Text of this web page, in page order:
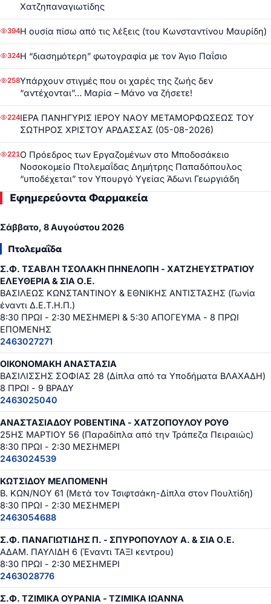
Χατζηπαναγιωτίδης
394Η ουσία πίσω από τις λέξεις (του Κωνσταντίνου Μαυρίδη)
324Η “διασημότερη” φωτογραφία με τον Άγιο Παΐσιο
258Υπάρχουν στιγμές που οι χαρές της ζωής δεν
“αντέχονται”… Μαρία – Μάνο να ζήσετε!
224ΙΕΡΑ ΠΑΝΗΓΥΡΙΣ ΙΕΡΟΥ ΝΑΟΥ ΜΕΤΑΜΟΡΦΩΣΕΩΣ ΤΟΥ
ΣΩΤΗΡΟΣ ΧΡΙΣΤΟΥ ΑΡΔΑΣΣΑΣ (05-08-2026)
221Ο Πρόεδρος των Εργαζομένων στο Μποδοσάκειο
Νοσοκομείο Πτολεμαΐδας Δημήτρης Παπαδόπουλος
“υποδέχεται” τον Υπουργό Υγείας Άδωνι Γεωργιάδη
Εφημερεύοντα Φαρμακεία
Σάββατο, 8 Αυγούστου 2026
Πτολεμαΐδα
Σ.Φ. ΤΣΑΒΛΗ ΤΣΟΛΑΚΗ ΠΗΝΕΛΟΠΗ - ΧΑΤΖΗΕΥΣΤΡΑΤΙΟΥ
ΕΛΕΥΘΕΡΙΑ & ΣΙΑ Ο.Ε.
ΒΑΣΙΛΕΩΣ ΚΩΝΣΤΑΝΤΙΝΟΥ & ΕΘΝΙΚΗΣ ΑΝΤΙΣΤΑΣΗΣ (Γωνία
έναντι Δ.Ε.Τ.Η.Π.)
8:30 ΠΡΩΙ - 2:30 ΜΕΣΗΜΕΡΙ & 5:30 ΑΠΟΓΕΥΜΑ - 8 ΠΡΩΙ
ΕΠΟΜΕΝΗΣ
2463027271
ΟΙΚΟΝΟΜΑΚΗ ΑΝΑΣΤΑΣΙΑ
ΒΑΣΙΛΙΣΣΗΣ ΣΟΦΙΑΣ 28 (Δίπλα από τα Υποδήματα ΒΛΑΧΑΔΗ)
8 ΠΡΩΙ - 9 ΒΡΑΔΥ
2463025040
ΑΝΑΣΤΑΣΙΑΔΟΥ ΡΟΒΕΝΤΙΝΑ - ΧΑΤΖΟΠΟΥΛΟΥ ΡΟΥΘ
25ΗΣ ΜΑΡΤΙΟΥ 56 (Παραδίπλα από την Τράπεζα Πειραιώς)
8:30 ΠΡΩΙ - 2:30 ΜΕΣΗΜΕΡΙ
2463024539
ΚΩΤΣΙΔΟΥ ΜΕΛΠΟΜΕΝΗ
Β. ΚΩΝ/ΝΟΥ 61 (Μετά τον Τσιφτσάκη-Δίπλα στον Πουλτίδη)
8:30 ΠΡΩΙ - 2:30 ΜΕΣΗΜΕΡΙ
2463054688
Σ.Φ. ΠΑΝΑΓΙΩΤΙΔΗΣ Π. - ΣΠΥΡΟΠΟΥΛΟΥ Α. & ΣΙΑ Ο.Ε.
ΑΔΑΜ. ΠΑΥΛΙΔΗ 6 (Έναντι ΤΑΞΙ κεντρου)
8:30 ΠΡΩΙ - 2:30 ΜΕΣΗΜΕΡΙ
2463028776
Σ.Φ. ΤΖΙΜΙΚΑ ΟΥΡΑΝΙΑ - ΤΖΙΜΙΚΑ ΙΩΑΝΝΑ